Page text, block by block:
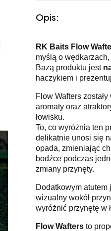
Opis:
RK Baits Flow
myślą o
Bazą produktu jest
haczykiem i
Flow Wafters
aromaty oraz
łowisku.
To, co wyróżnia ten
delikatnie unosi się
opada, zmieniając
bodźce podczas
zmiany przynęty.
Dodatkowym atutem
wizualny wokół
wyróżnić przynętę w
Flow Wafters to